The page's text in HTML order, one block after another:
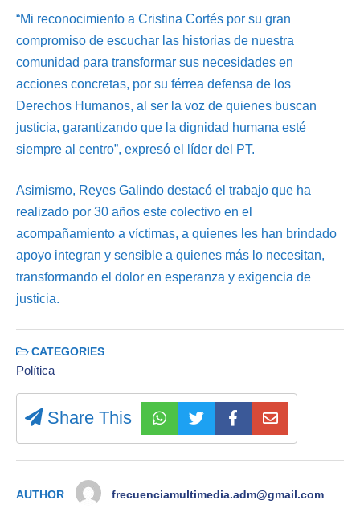
“Mi reconocimiento a Cristina Cortés por su gran
compromiso de escuchar las historias de nuestra
comunidad para transformar sus necesidades en
acciones concretas, por su férrea defensa de los
Derechos Humanos, al ser la voz de quienes buscan
justicia, garantizando que la dignidad humana esté
siempre al centro”, expresó el líder del PT.
Asimismo, Reyes Galindo destacó el trabajo que ha
realizado por 30 años este colectivo en el
acompañamiento a víctimas, a quienes les han brindado
apoyo integran y sensible a quienes más lo necesitan,
transformando el dolor en esperanza y exigencia de
justicia.
CATEGORIES
Política
Share This
AUTHOR frecuenciamultimedia.adm@gmail.com